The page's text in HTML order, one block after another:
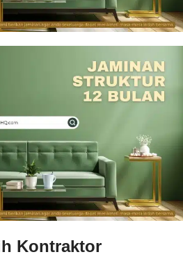
Kontraktor